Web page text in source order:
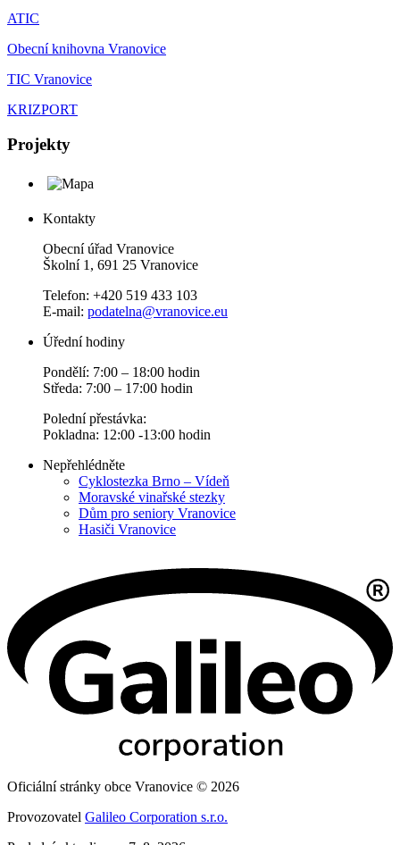
ATIC
Obecní knihovna Vranovice
TIC Vranovice
KRIZPORT
Projekty
Kontakty
Obecní úřad Vranovice
Školní 1, 691 25 Vranovice
Telefon: +420 519 433 103
E-mail: podatelna@vranovice.eu
Úřední hodiny
Pondělí: 7:00 – 18:00 hodin
Středa: 7:00 – 17:00 hodin
Polední přestávka:
Pokladna: 12:00 -13:00 hodin
Nepřehlédněte
Cyklostezka Brno – Vídeň
Moravské vinařské stezky
Dům pro seniory Vranovice
Hasiči Vranovice
Oficiální stránky obce Vranovice © 2026
Provozovatel Galileo Corporation s.r.o.